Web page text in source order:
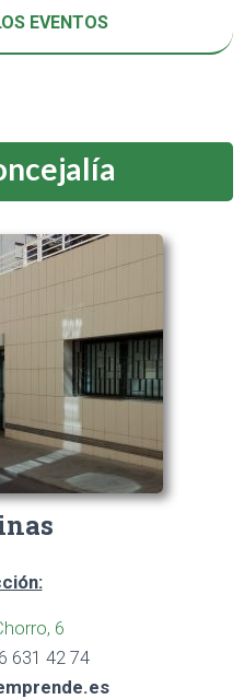
EVENTOS
6
631 42 74